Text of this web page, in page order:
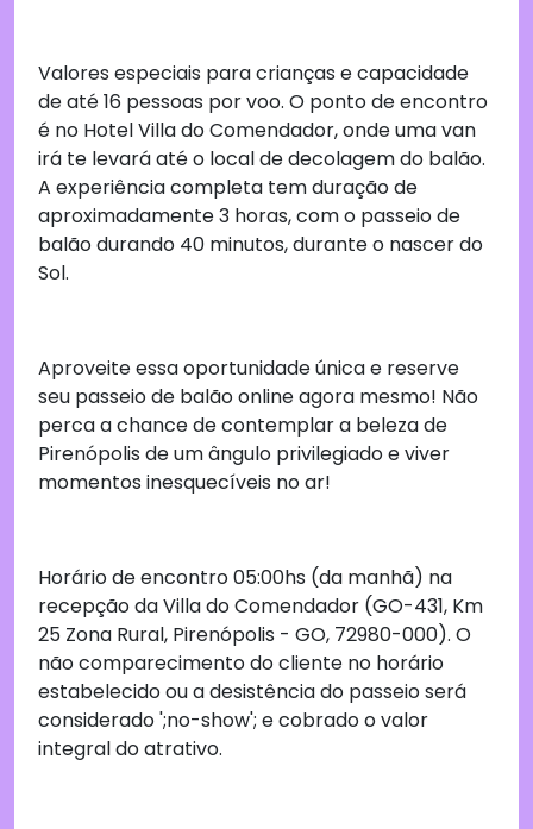
Valores especiais para crianças e capacidade
de até 16 pessoas por voo. O ponto de encontro
é no Hotel Villa do Comendador, onde uma van
irá te levará até o local de decolagem do balão.
A experiência completa tem duração de
aproximadamente 3 horas, com o passeio de
balão durando 40 minutos, durante o nascer do
Sol.
Aproveite essa oportunidade única e reserve
seu passeio de balão online agora mesmo! Não
perca a chance de contemplar a beleza de
Pirenópolis de um ângulo privilegiado e viver
momentos inesquecíveis no ar!
Horário de encontro 05:00hs (da manhã) na
recepção da Villa do Comendador (GO-431, Km
25 Zona Rural, Pirenópolis - GO, 72980-000). O
não comparecimento do cliente no horário
estabelecido ou a desistência do passeio será
considerado ';no-show'; e cobrado o valor
integral do atrativo.